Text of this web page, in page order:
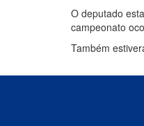
O deputado
campeonato
Também